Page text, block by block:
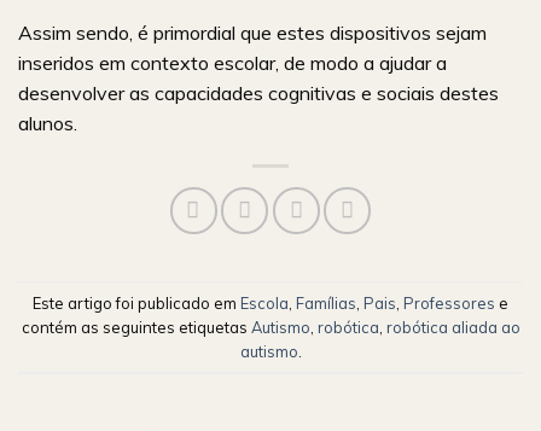
Assim sendo, é primordial que estes dispositivos sejam
inseridos em contexto escolar, de modo a ajudar a
desenvolver as capacidades cognitivas e sociais destes
alunos.
Este artigo foi publicado em Escola Famílias Pais Professores e
contém as seguintes etiquetas Autismo robótica robótica aliada ao
autismo